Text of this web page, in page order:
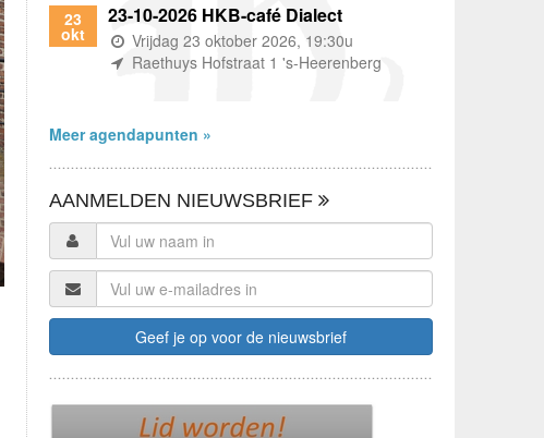
23
okt
23-10-2026 HKB-café Dialect
(wanneer)
Vrijdag 23 oktober 2026, 19:30u
(waar)
Raethuys Hofstraat 1 's-Heerenberg
Meer agendapunten »
AANMELDEN NIEUWSBRIEF